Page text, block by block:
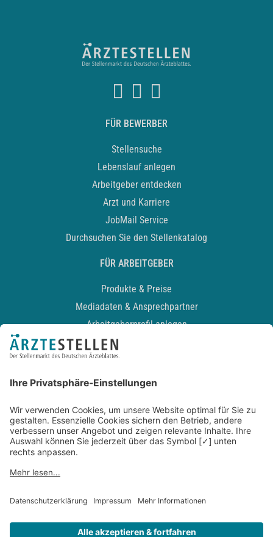
FÜR BEWERBER
Stellensuche
Lebenslauf anlegen
Arbeitgeber entdecken
Arzt und Karriere
JobMail Service
Durchsuchen Sie den Stellenkatalog
FÜR ARBEITGEBER
Produkte & Preise
Mediadaten & Ansprechpartner
Arbeitgeberprofil anlegen
Recruiting-Podcast
Kontakt
Datenschutz
Newsletter